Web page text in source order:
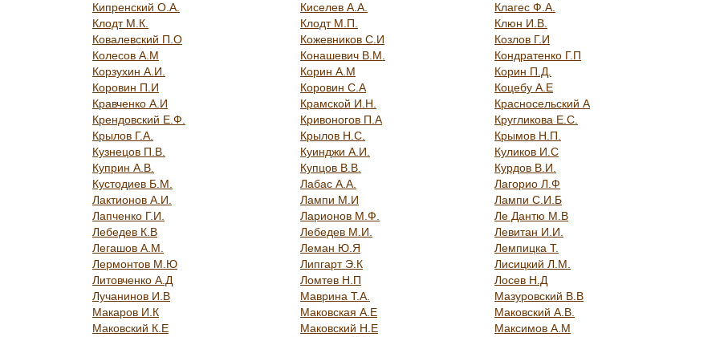
Кипренский О.А. Киселев А.А.
Клагес Ф.А.
Клодт М.К. Клодт М.П.
Клюн И.В.
Ковалевский П.О Кожевников С.И
Козлов Г.И
Колесов А.М Конашевич В.М.
Кондратенко Г.П
Корзухин А.И. Корин А.М
Корин П.Д.
Коровин П.И Коровин С.А
Коцебу А.Е
Кравченко А.И Крамской И.Н.
Красносельский А
Крендовский Е.Ф. Кривоногов П.А
Кругликова Е.С.
Крылов Г.А. Крылов Н.С.
Крымов Н.П.
Кузнецов П.В. Куинджи А.И.
Куликов И.С
Куприн А.В. Купцов В.В.
Курдов В.И.
Кустодиев Б.М. Лабас А.А.
Лагорио Л.Ф
Лактионов А.И. Лампи М.И
Лампи С.И.Б
Лапченко Г.И. Ларионов М.Ф.
Ле Дантю М.В
Лебедев К.В Лебедев М.И.
Левитан И.И.
Легашов А.М. Леман Ю.Я
Лемпицка Т.
Лермонтов М.Ю Липгарт Э.К
Лисицкий Л.М.
Литовченко А.Д Ломтев Н.П
Лосев Н.Д
Лучанинов И.В Маврина Т.А.
Мазуровский В.В
Макаров И.К Маковская А.Е
Маковский А.В.
Маковский К.Е Маковский Н.Е
Максимов А.М